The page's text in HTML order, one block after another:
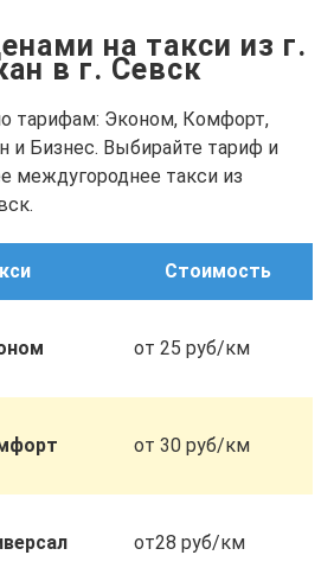
на такси из г.
в г. Севск
тарифам: Эконом, Комфорт,
и Бизнес. Выбирайте тариф и
междугороднее такси из
Стоимость
от 25 руб/км
от 30 руб/км
от28 руб/км